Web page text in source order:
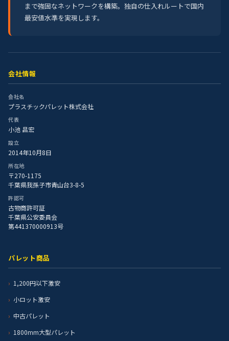
まで強固なネットワークを構築。独自の仕入れルートで国内
最安値水準を実現します。
会社情報
会社名
プラスチックパレット株式会社
代表
小池 昌宏
設立
2014年10月8日
所在地
〒270-1175
千葉県我孫子市青山台3-8-5
許認可
古物商許可証
千葉県公安委員会
第441370000913号
パレット商品
1,200円以下激安
小ロット激安
中古パレット
1800mm大型パレット